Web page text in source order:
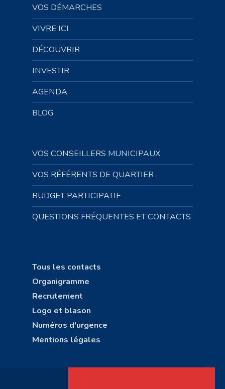
VOS DÉMARCHES
VIVRE ICI
DÉCOUVRIR
INVESTIR
AGENDA
BLOG
VOS CONSEILLERS MUNICIPAUX
VOS RÉFÉRENTS DE QUARTIER
BUDGET PARTICIPATIF
QUESTIONS FRÉQUENTES ET CONTACTS
Tous les contacts
Organigramme
Recrutement
Logo et blason
Numéros d'urgence
Mentions légales